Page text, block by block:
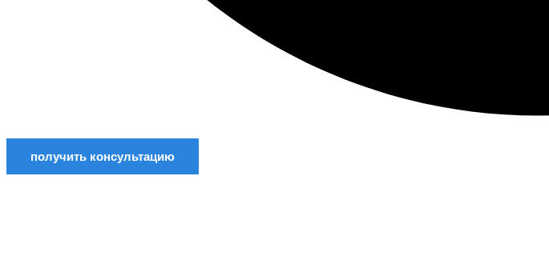
получить консультацию